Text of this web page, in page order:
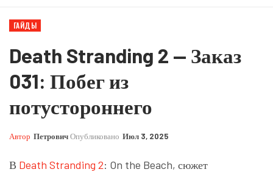
ГАЙДЫ
Death Stranding 2 — Заказ
031: Побег из
потустороннего
Автор ПетровичОпубликовано Июл 3, 2025
В Death Stranding 2: On the Beach, сюжет